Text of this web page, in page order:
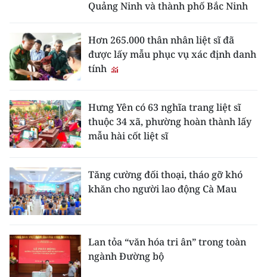
Quảng Ninh và thành phố Bắc Ninh
Hơn 265.000 thân nhân liệt sĩ đã
được lấy mẫu phục vụ xác định danh
tính
Hưng Yên có 63 nghĩa trang liệt sĩ
thuộc 34 xã, phường hoàn thành lấy
mẫu hài cốt liệt sĩ
Tăng cường đối thoại, tháo gỡ khó
khăn cho người lao động Cà Mau
Lan tỏa “văn hóa tri ân” trong toàn
ngành Đường bộ